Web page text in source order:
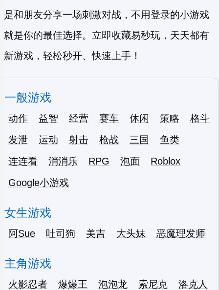
是和朋友分享一场刺激对战，不用登录的小游戏
就是你的最佳选择。立即收藏易秒玩，天天都有
新游戏，轻松秒开、快速上手！
一般游戏
动作 益智 经营 赛车 休闲 策略
格斗
发泄
运动 射击 枪战 三国
鱼类
连连看
消消乐 RPG 泡面
Roblox
Google小游戏
女生游戏
阿Sue 吐司狗 美吉 大头妹 恶魔理发师
主角游戏
火影忍者 爆爆王 泡泡龙 索尼克
洛克人